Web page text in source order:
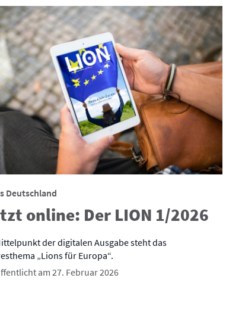
Deutschland
online: Der LION 1/2026
der digitalen Ausgabe steht das
„Lions für Europa“.
am 27. Februar 2026